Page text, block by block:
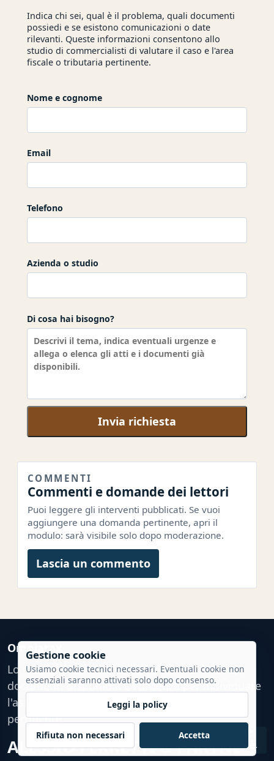
Indica chi sei, qual è il problema, quali documenti
possiedi e se esistono comunicazioni o date
rilevanti. Queste informazioni consentono allo
studio di commercialisti di valutare il caso e l'area
fiscale o tributaria pertinente.
Nome e cognome
Email
Telefono
Azienda o studio
Di cosa hai bisogno?
Invia richiesta
COMMENTI
Commenti e domande dei lettori
Puoi leggere gli interventi pubblicati. Se vuoi
aggiungere una domanda pertinente, apri il
modulo: sarà visibile solo dopo moderazione.
Lascia un commento
♿
Omniatax
Lo studio di commercialisti esamina il tema, i
documenti disponibili e l'urgenza per individuare
l'assistenza fiscale, tributaria o amministrativa
pertinente.
ALESSIO FERRETTI & PARTNERS
Gestione cookie
Usiamo cookie tecnici necessari. Eventuali cookie non
essenziali saranno attivati solo dopo consenso.
Leggi la policy
Rifiuta non necessari Accetta